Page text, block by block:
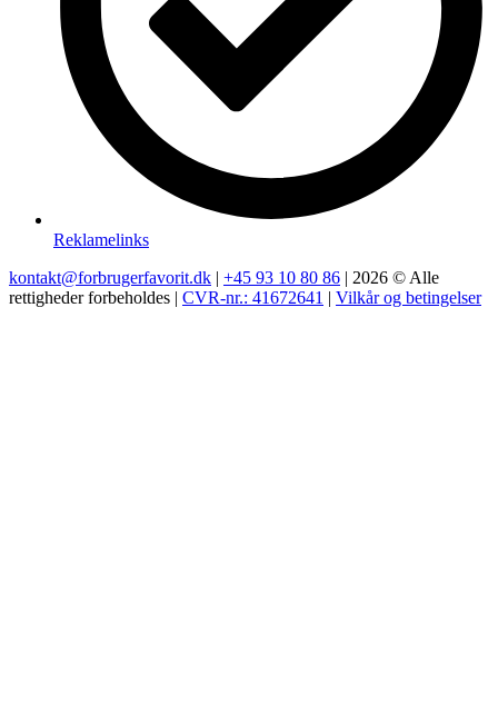
Reklamelinks
kontakt@forbrugerfavorit.dk | +45 93 10 80 86 | 2026 © Alle
rettigheder forbeholdes | CVR-nr.: 41672641 | Vilkår og betingelser